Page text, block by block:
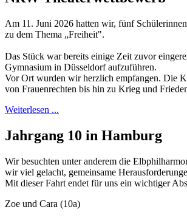
Am 11. Juni 2026 hatten wir, fünf
zu dem Thema „Freiheit".
Das Stück war bereits einige Zeit zuvor
Gymnasium in Düsseldorf aufzuführen.
Vor Ort wurden wir herzlich empfangen. Die
von Frauenrechten bis hin zu Krieg und
Weiterlesen ...
Jahrgang 10 in Hamburg
Wir besuchten unter anderem die
wir viel gelacht, gemeinsame
Mit dieser Fahrt endet für uns ein wichtiger
Zoe und Cara (10a)